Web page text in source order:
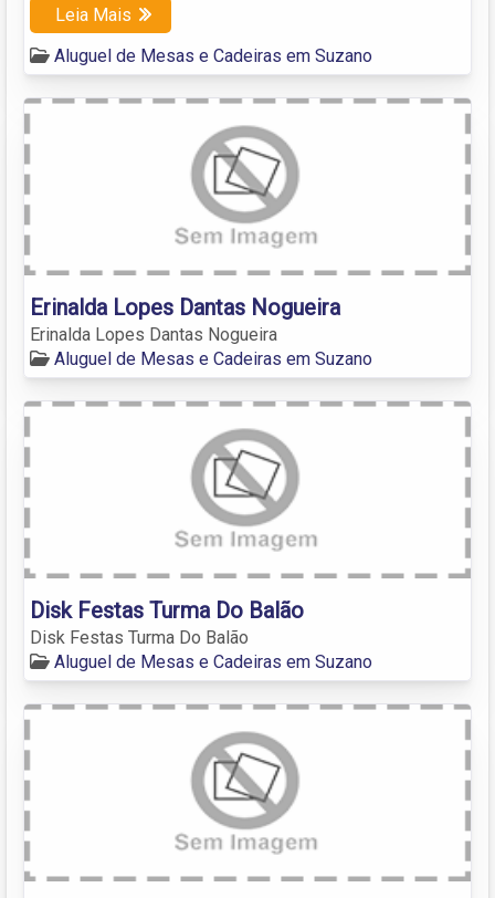
Leia Mais
Aluguel de Mesas e Cadeiras em Suzano
Erinalda Lopes Dantas Nogueira
Erinalda Lopes Dantas Nogueira
Aluguel de Mesas e Cadeiras em Suzano
Disk Festas Turma Do Balão
Disk Festas Turma Do Balão
Aluguel de Mesas e Cadeiras em Suzano